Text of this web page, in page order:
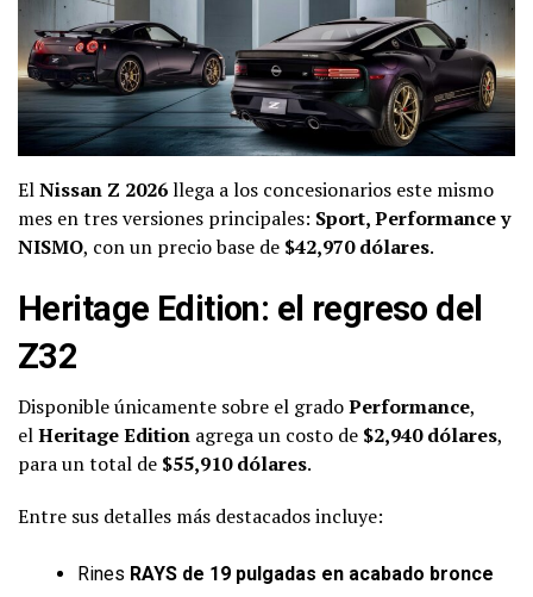
ElNissan Z 2026llega a los concesionarios este mismo
mes en tres versiones principales: Sport, Performance y
NISMO, con un precio base de $42,970 dólares.
Heritage Edition: el regreso del
Z32
Disponible únicamente sobre el gradoPerformance,
elHeritage Edition agrega un costo de $2,940 dólares,
para un total de $55,910 dólares.
Entre sus detalles más destacados incluye:
Rines RAYS de 19 pulgadas en acabado bronce